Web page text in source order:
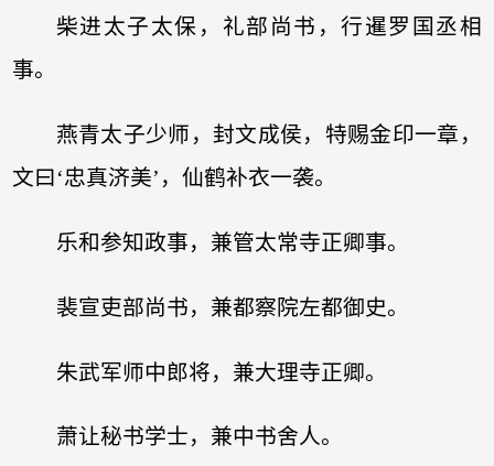
柴进太子太保，礼部尚书，行暹罗国丞相
事。
燕青太子少师，封文成侯，特赐金印一章，
文曰‘忠真济美’，仙鹤补衣一袭。
乐和参知政事，兼管太常寺正卿事。
裴宣吏部尚书，兼都察院左都御史。
朱武军师中郎将，兼大理寺正卿。
萧让秘书学士，兼中书舍人。